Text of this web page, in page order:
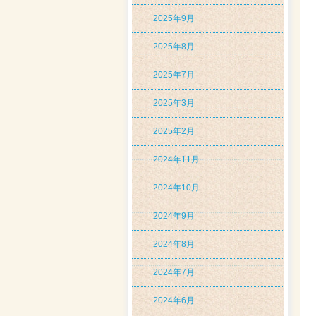
2025年9月
2025年8月
2025年7月
2025年3月
2025年2月
2024年11月
2024年10月
2024年9月
2024年8月
2024年7月
2024年6月